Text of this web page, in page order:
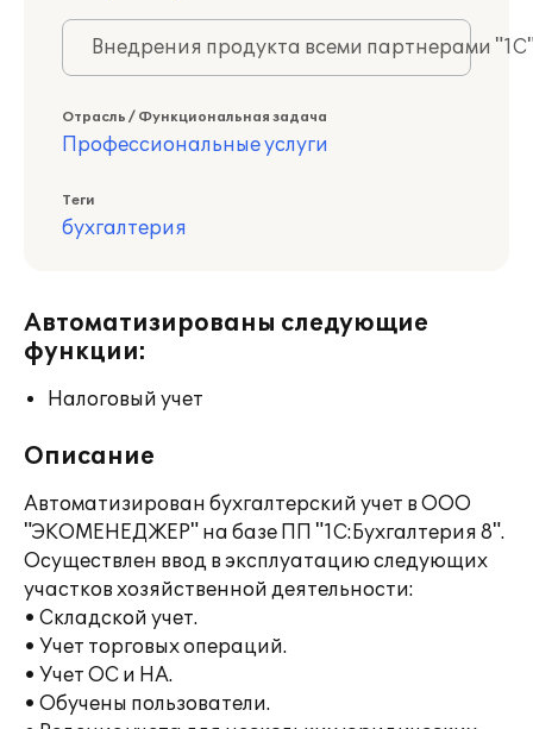
Внедрения продукта всеми партнерами
Отрасль / Функциональная задача
Профессиональные услуги
Теги
бухгалтерия
Автоматизированы следующие
функции:
Налоговый учет
Описание
Автоматизирован бухгалтерский учет в ООО
"ЭКОМЕНЕДЖЕР" на базе ПП "1С:Бухгалтерия 8".
Осуществлен ввод в эксплуатацию следующих
участков хозяйственной деятельности:
• Складской учет.
• Учет торговых операций.
• Учет ОС и НА.
• Обучены пользователи.